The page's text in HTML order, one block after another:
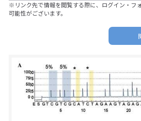
※リンク先で情報を閲覧する際に、ログイン・フ
可能性がございます。